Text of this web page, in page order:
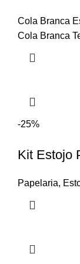
Cola Branca
Cola Branca
-25%
Kit Estojo
Papelaria,